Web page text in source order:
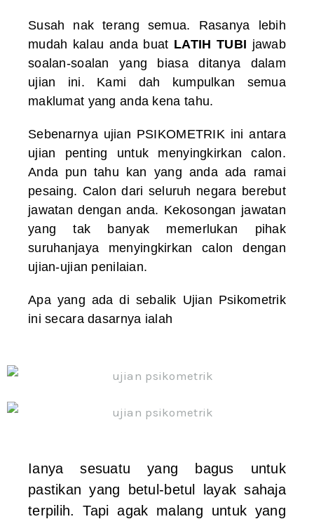
Susah nak terang semua. Rasanya lebih
mudah kalau anda buat LATIH TUBI jawab
soalan-soalan yang biasa ditanya dalam
ujian ini. Kami dah kumpulkan semua
maklumat yang anda kena tahu.
Sebenarnya ujian PSIKOMETRIK ini antara
ujian penting untuk menyingkirkan calon.
Anda pun tahu kan yang anda ada ramai
pesaing. Calon dari seluruh negara berebut
jawatan dengan anda. Kekosongan jawatan
yang tak banyak memerlukan pihak
suruhanjaya menyingkirkan calon dengan
ujian-ujian penilaian.
Apa yang ada di sebalik Ujian Psikometrik
ini secara dasarnya ialah
Ianya sesuatu yang bagus untuk
pastikan yang betul-betul layak sahaja
terpilih. Tapi agak malang untuk yang